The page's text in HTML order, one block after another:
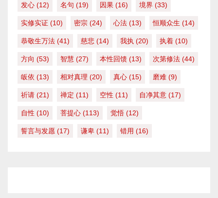
发心 (12) 名句 (19) 因果 (16) 境界 (33)
实修实证 (10) 密宗 (24) 心法 (13) 恒顺众生 (14)
恭敬生万法 (41) 慈悲 (14) 我执 (20) 执着 (10)
方向 (53) 智慧 (27) 本性回馈 (13) 次第修法 (44)
皈依 (13) 相对真理 (20) 真心 (15) 磨难 (9)
祈请 (21) 禅定 (11) 空性 (11) 自净其意 (17)
自性 (10) 菩提心 (113) 觉悟 (12)
誓言与发愿 (17) 谦卑 (11) 错用 (16)